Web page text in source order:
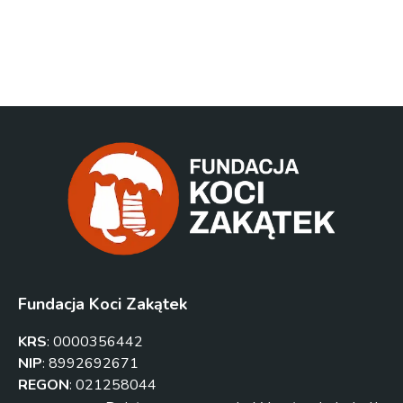
Fundacja Koci Zakątek
KRS: 0000356442
NIP: 8992692671
REGON: 021258044